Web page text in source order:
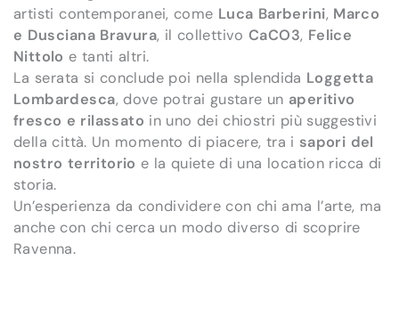
artisti contemporanei, come Luca Barberini, Marco
e Dusciana Bravura, il collettivoCaCO3, Felice
Nittolo e tanti altri.
La serata si conclude poi nella splendida Loggetta
Lombardesca, dove potrai gustare un aperitivo
fresco e rilassato in uno dei chiostri più suggestivi
della città. Un momento di piacere, tra i sapori del
nostro territorio e la quiete di una location ricca di
storia.
Un’esperienza da condividere con chi ama l’arte, ma
anche con chi cerca un modo diverso di scoprire
Ravenna.